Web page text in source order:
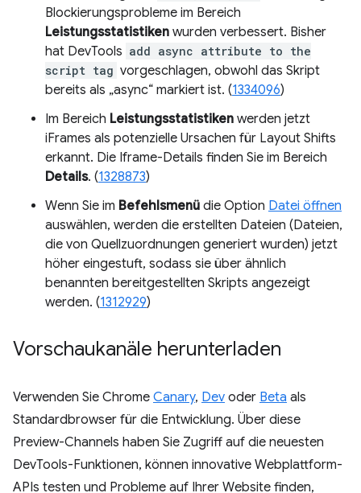
Blockierungsprobleme im Bereich
Leistungsstatistiken wurden verbessert. Bisher
hat DevTools add async attribute to the
script tag vorgeschlagen, obwohl das Skript
bereits als „async“ markiert ist. (1334096)
Im Bereich Leistungsstatistiken werden jetzt
iFrames als potenzielle Ursachen für Layout Shifts
erkannt. Die Iframe-Details finden Sie im Bereich
Details. (1328873)
Wenn Sie im Befehlsmenü die Option Datei öffnen
auswählen, werden die erstellten Dateien (Dateien,
die von Quellzuordnungen generiert wurden) jetzt
höher eingestuft, sodass sie über ähnlich
benannten bereitgestellten Skripts angezeigt
werden. (1312929)
Vorschaukanäle herunterladen
Verwenden Sie Chrome Canary, Dev oder Beta als
Standardbrowser für die Entwicklung. Über diese
Preview-Channels haben Sie Zugriff auf die neuesten
DevTools-Funktionen, können innovative Webplattform-
APIs testen und Probleme auf Ihrer Website finden,